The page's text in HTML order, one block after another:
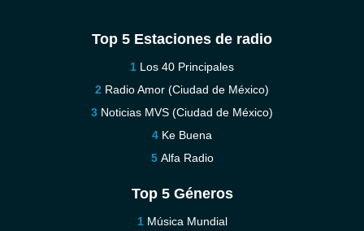
Top 5 Estaciones de radio
Los 40 Principales
Radio Amor (Ciudad de México)
Noticias MVS (Ciudad de México)
Ke Buena
Alfa Radio
Top 5 Géneros
Música Mundial